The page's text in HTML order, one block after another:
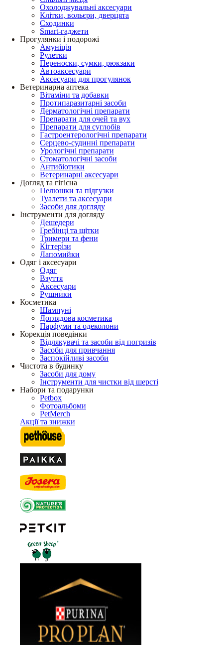
Охолоджувальні аксесуари
Клітки, вольєри, дверцята
Сходинки
Smart-гаджети
Прогулянки і подорожі
Амуніція
Рулетки
Переноски, сумки, рюкзаки
Автоаксесуари
Аксесуари для прогулянок
Ветеринарна аптека
Вітаміни та добавки
Протипаразитарні засоби
Дерматологічні препарати
Препарати для очей та вух
Препарати для суглобів
Гастроентерологічні препарати
Серцево-судинні препарати
Урологічні препарати
Стоматологічні засоби
Антибіотики
Ветеринарні аксесуари
Догляд та гігієна
Пелюшки та підгузки
Туалети та аксесуари
Засоби для догляду
Інструменти для догляду
Дешедери
Гребінці та щітки
Тримери та фени
Кігтерізи
Лапомийки
Одяг і аксесуари
Одяг
Взуття
Аксесуари
Рушники
Косметика
Шампуні
Доглядова косметика
Парфуми та одеколони
Корекція поведінки
Відлякувачі та засоби від погризів
Засоби для привчання
Заспокійливі засоби
Чистота в будинку
Засоби для дому
Інструменти для чистки від шерсті
Набори та подарунки
Petbox
Фотоальбоми
PetMerch
Акції та знижки